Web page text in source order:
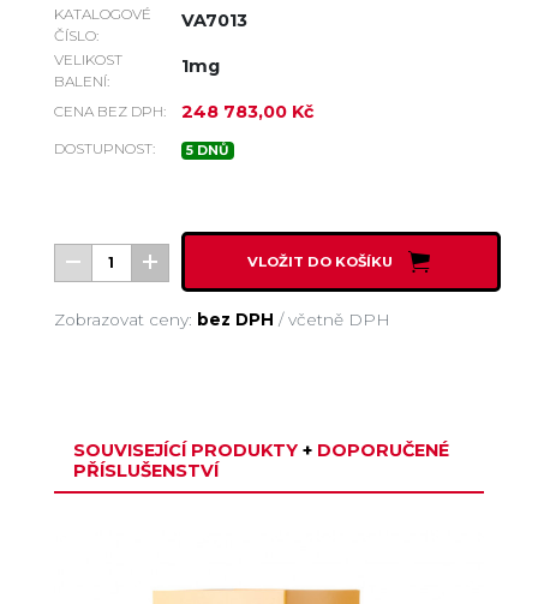
KATALOGOVÉ
ČÍSLO:
VA7013
VELIKOST
BALENÍ:
1mg
CENA BEZ DPH: 248 783,00 Kč
DOSTUPNOST: 5 DNŮ
VLOŽIT DO KOŠÍKU
Zobrazovat ceny: bez DPH /včetně DPH
SOUVISEJÍCÍ PRODUKTY +DOPORUČENÉ
PŘÍSLUŠENSTVÍ